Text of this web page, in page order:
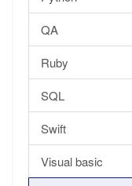
QA
Ruby
SQL
Swift
Visual basic